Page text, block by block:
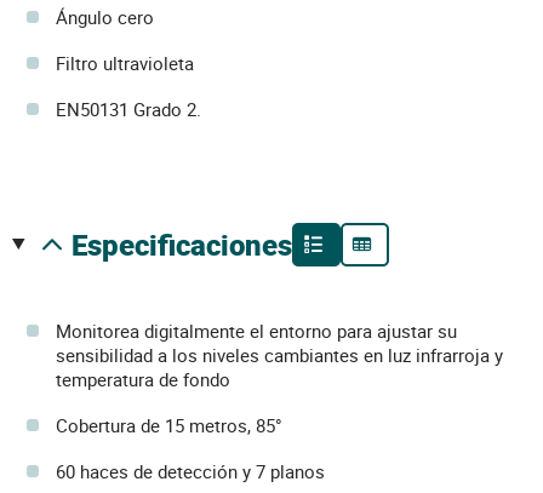
Ángulo cero
Filtro ultravioleta
EN50131 Grado 2.
especificaciones
Monitorea digitalmente el entorno para ajustar su
sensibilidad a los niveles cambiantes en luz infrarroja y
temperatura de fondo
Cobertura de 15 metros, 85°
60 haces de detección y 7 planos